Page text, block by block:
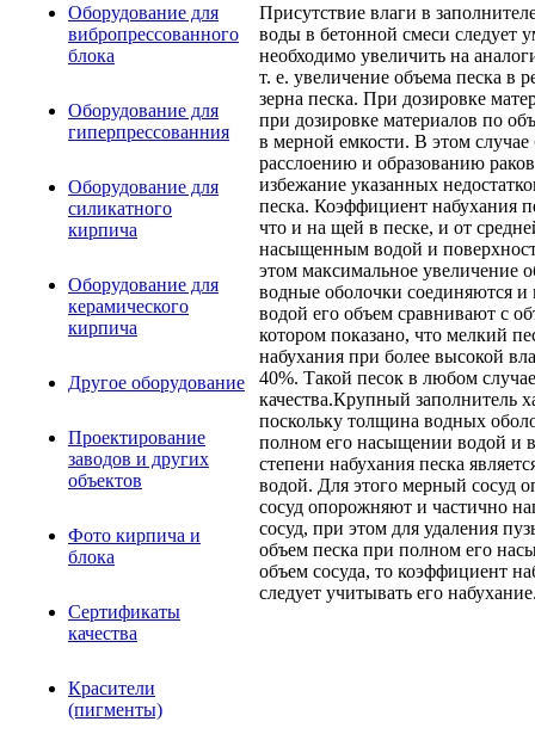
Оборудование для
вибропрессованного
блока
Оборудование для
гиперпрессованния
Оборудование для
силикатного
кирпича
Оборудование для
керамического
кирпича
Другое оборудование
Проектирование
заводов и других
объектов
Фото кирпича и
блока
Сертификаты
качества
Красители
(пигменты)
Присутствие влаги в
воды в бетонной смеси следует
необходимо увеличить на
т. е. увеличение объема песка в
зерна песка. При дозировке
при дозировке материалов по
в мерной емкости. В этом
расслоению и образованию
избежание указанных
песка. Коэффициент набухания
что и на щей в песке, и от
насыщенным водой и
этом максимальное увеличение
водные оболочки соединяются
водой его объем сравнивают с
котором показано, что мелкий
набухания при более высокой
40%. Такой песок в любом
качества.Крупный заполнитель
поскольку толщина водных
полном его насыщении водой и
степени набухания песка
водой. Для этого мерный сосуд
сосуд опорожняют и частично
сосуд, при этом для удаления
объем песка при полном его
объем сосуда, то коэффициент
следует учитывать его